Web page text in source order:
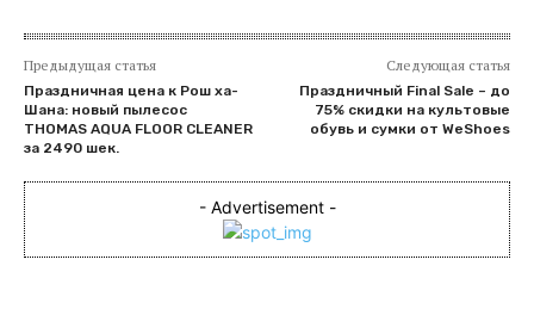
Предыдущая статья
Праздничная цена к Рош ха-
Шана: новый пылесос
THOMAS AQUA FLOOR CLEANER
за 2490 шек.
Следующая статья
Праздничный Final Sale – до
75% скидки на культовые
обувь и сумки от WeShoes
- Advertisement -